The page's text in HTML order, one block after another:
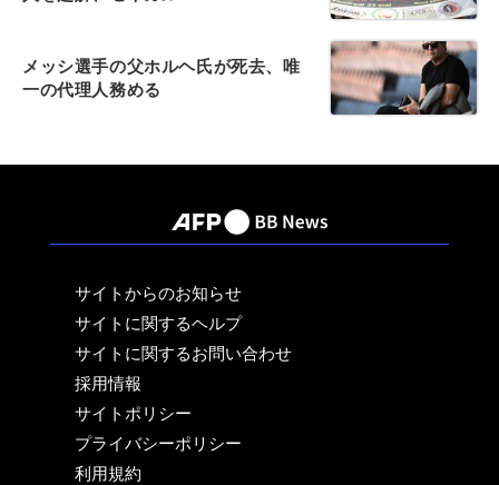
メッシ選手の父ホルヘ氏が死去、唯
一の代理人務める
サイトからのお知らせ
サイトに関するヘルプ
サイトに関するお問い合わせ
採用情報
サイトポリシー
プライバシーポリシー
利用規約